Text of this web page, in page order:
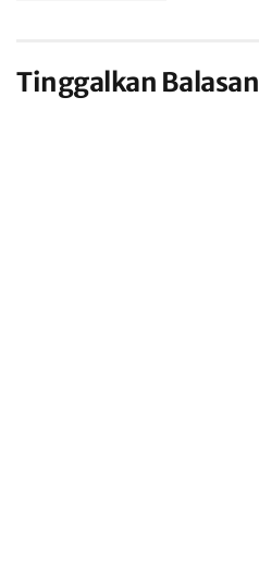
Tinggalkan Balasan